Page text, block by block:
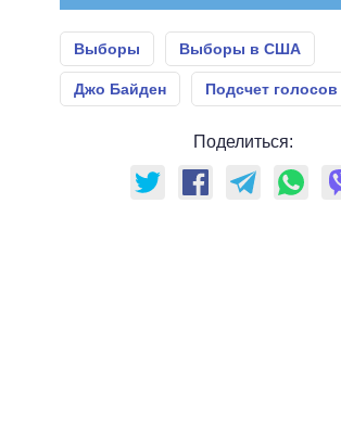
Выборы Выборы в США
Джо Байден Подсчет голосов
Поделиться: